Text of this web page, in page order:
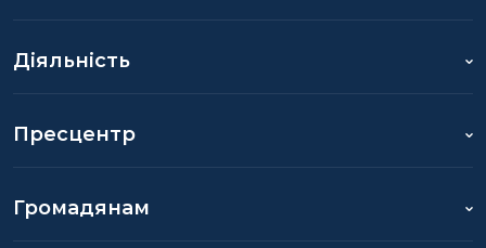
Діяльність
Пресцентр
Громадянам